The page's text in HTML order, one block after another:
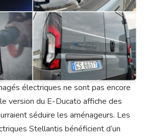
électriques ne sont pas encore
version du E-Ducato affiche des
séduire les aménageurs. Les
Stellantis bénéficient d’un